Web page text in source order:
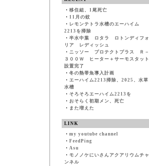
・ 移住組、1尾死亡
・ 11月の蚊
・ レモンテトラ水槽のエーハイム
2213を掃除
・ 半水中葉 ロタラ ロトンディフォ
リア レディッシュ
・ ニッソー プロテクトプラス Ｒ－
３００Ｗ ヒーター＋サーモスタット
設置完了
・ 冬の熱帯魚導入計画
・ エーハイム2213掃除、2025、水草
水槽
・ そろそろエーハイム2213を
・ おそらく初期メン、死亡
・ また増えた
LINK
・ my youtube channel
・ FeedPing
・ Asu
・ モノノケにいさんアクアリウムチャ
ンネル